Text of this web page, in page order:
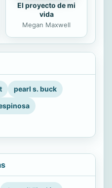
El proyecto de mi
vida
Megan Maxwell
pearl s. buck